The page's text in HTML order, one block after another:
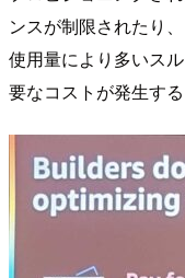
ンスが制限されたり、
使用量により多いス
要なコストが発生す